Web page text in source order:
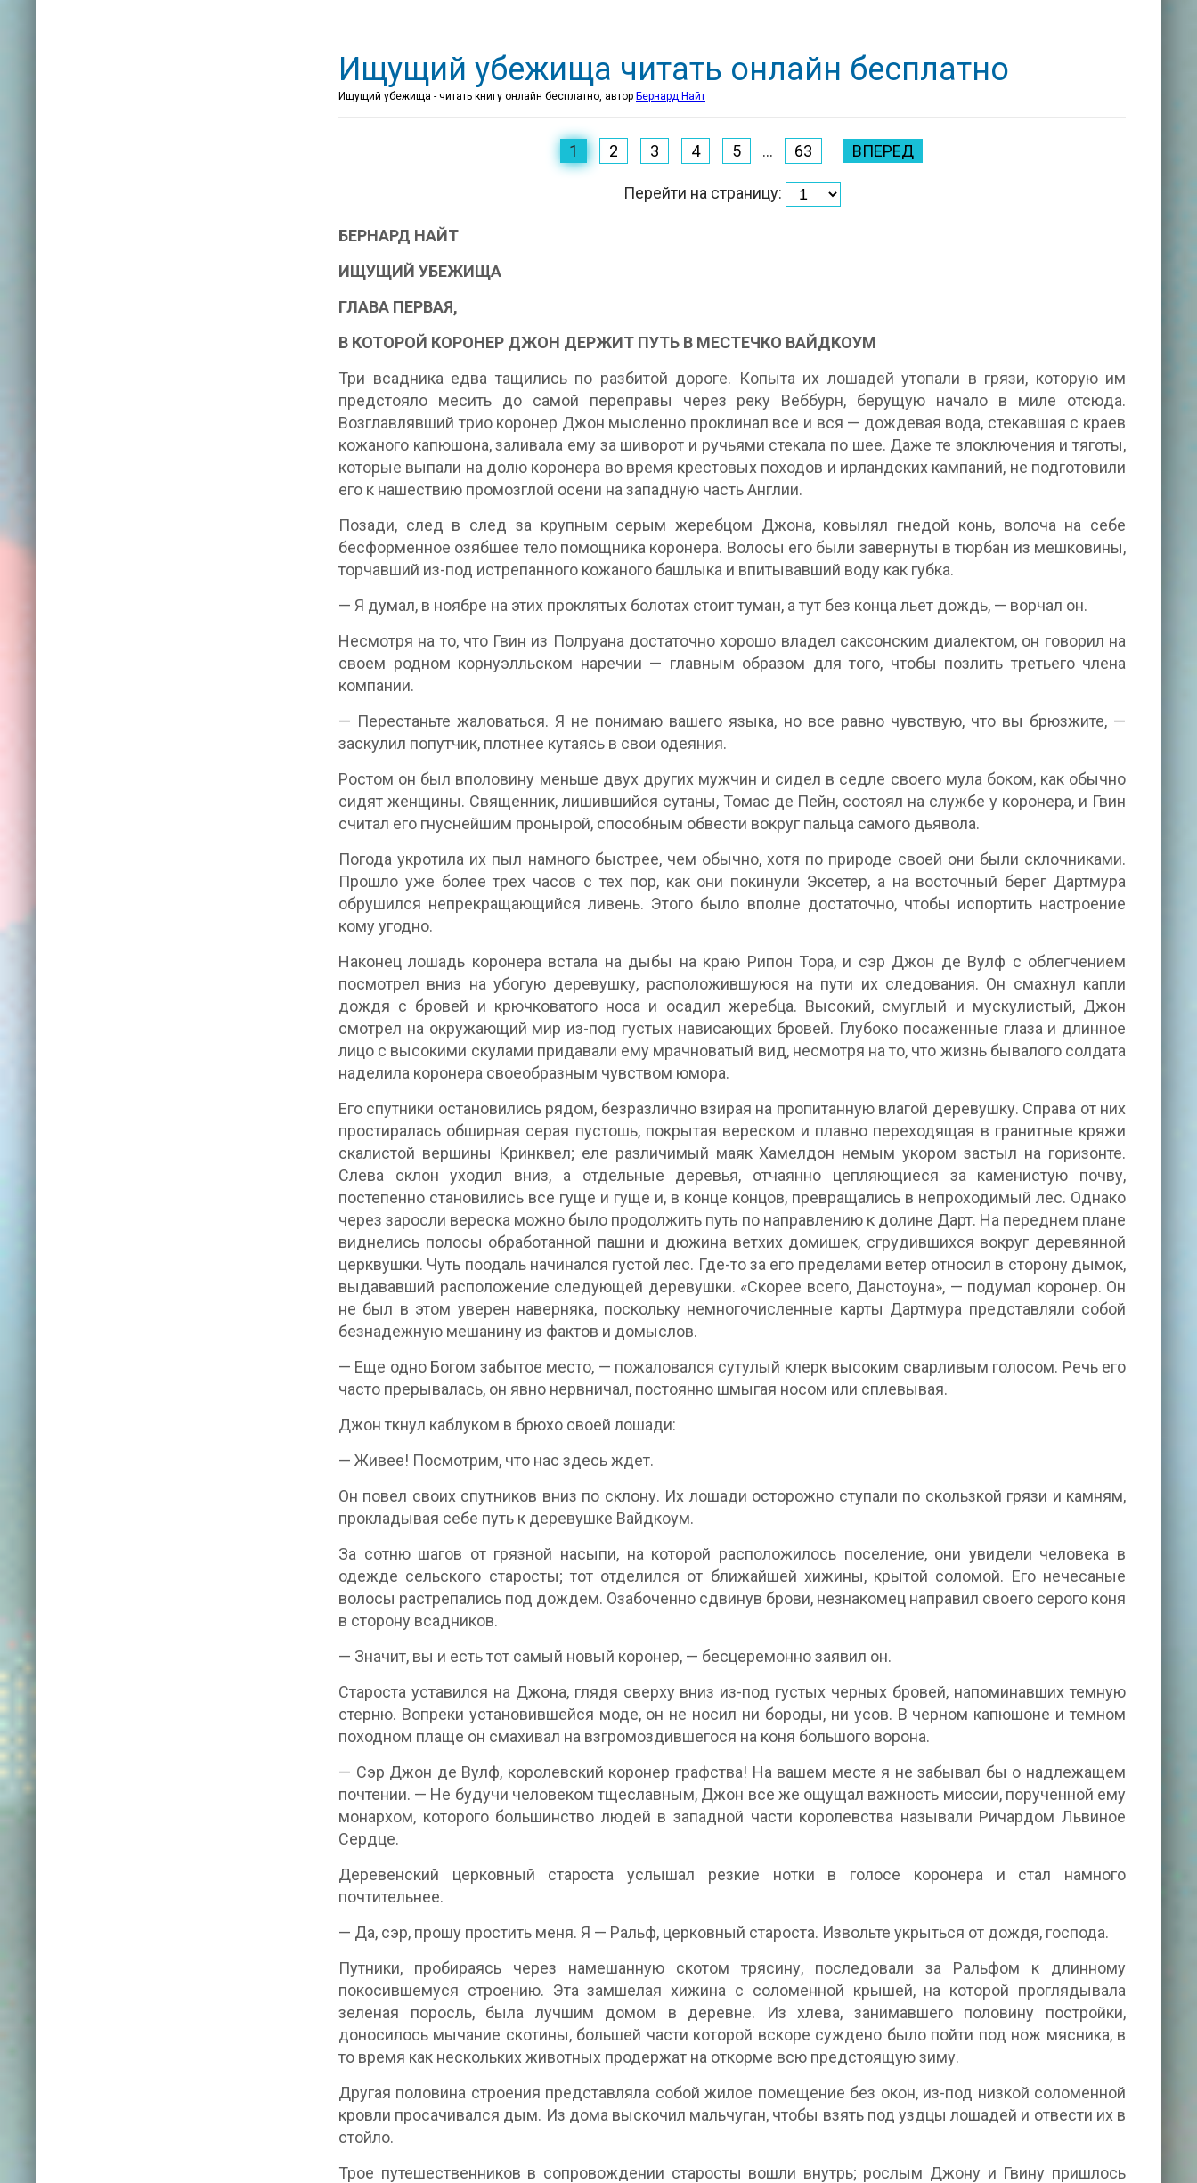
Ищущий убежища читать онлайн бесплатно
Ищущий убежища - читать книгу онлайн бесплатно, автор Бернард Найт
1 2 3 4 5 ... 63 ВПЕРЕД
Перейти на страницу:
БЕРНАРД НАЙТ
ИЩУЩИЙ УБЕЖИЩА
ГЛАВА ПЕРВАЯ,
В КОТОРОЙ КОРОНЕР ДЖОН ДЕРЖИТ ПУТЬ В МЕСТЕЧКО ВАЙДКОУМ
Три всадника едва тащились по разбитой дороге. Копыта их лошадей утопали в грязи, которую им
предстояло месить до самой переправы через реку Веббурн, берущую начало в миле отсюда.
Возглавлявший трио коронер Джон мысленно проклинал все и вся — дождевая вода, стекавшая с краев
кожаного капюшона, заливала ему за шиворот и ручьями стекала по шее. Даже те злоключения и тяготы,
которые выпали на долю коронера во время крестовых походов и ирландских кампаний, не подготовили
его к нашествию промозглой осени на западную часть Англии.
Позади, след в след за крупным серым жеребцом Джона, ковылял гнедой конь, волоча на себе
бесформенное озябшее тело помощника коронера. Волосы его были завернуты в тюрбан из мешковины,
торчавший из-под истрепанного кожаного башлыка и впитывавший воду как губка.
— Я думал, в ноябре на этих проклятых болотах стоит туман, а тут без конца льет дождь, — ворчал он.
Несмотря на то, что Гвин из Полруана достаточно хорошо владел саксонским диалектом, он говорил на
своем родном корнуэлльском наречии — главным образом для того, чтобы позлить третьего члена
компании.
— Перестаньте жаловаться. Я не понимаю вашего языка, но все равно чувствую, что вы брюзжите, —
заскулил попутчик, плотнее кутаясь в свои одеяния.
Ростом он был вполовину меньше двух других мужчин и сидел в седле своего мула боком, как обычно
сидят женщины. Священник, лишившийся сутаны, Томас де Пейн, состоял на службе у коронера, и Гвин
считал его гнуснейшим пронырой, способным обвести вокруг пальца самого дьявола.
Погода укротила их пыл намного быстрее, чем обычно, хотя по природе своей они были склочниками.
Прошло уже более трех часов с тех пор, как они покинули Эксетер, а на восточный берег Дартмура
обрушился непрекращающийся ливень. Этого было вполне достаточно, чтобы испортить настроение
кому угодно.
Наконец лошадь коронера встала на дыбы на краю Рипон Тора, и сэр Джон де Вулф с облегчением
посмотрел вниз на убогую деревушку, расположившуюся на пути их следования. Он смахнул капли
дождя с бровей и крючковатого носа и осадил жеребца. Высокий, смуглый и мускулистый, Джон
смотрел на окружающий мир из-под густых нависающих бровей. Глубоко посаженные глаза и длинное
лицо с высокими скулами придавали ему мрачноватый вид, несмотря на то, что жизнь бывалого солдата
наделила коронера своеобразным чувством юмора.
Его спутники остановились рядом, безразлично взирая на пропитанную влагой деревушку. Справа от них
простиралась обширная серая пустошь, покрытая вереском и плавно переходящая в гранитные кряжи
скалистой вершины Кринквел; еле различимый маяк Хамелдон немым укором застыл на горизонте.
Слева склон уходил вниз, а отдельные деревья, отчаянно цепляющиеся за каменистую почву,
постепенно становились все гуще и гуще и, в конце концов, превращались в непроходимый лес. Однако
через заросли вереска можно было продолжить путь по направлению к долине Дарт. На переднем плане
виднелись полосы обработанной пашни и дюжина ветхих домишек, сгрудившихся вокруг деревянной
церквушки. Чуть поодаль начинался густой лес. Где-то за его пределами ветер относил в сторону дымок,
выдававший расположение следующей деревушки. «Скорее всего, Данстоуна», — подумал коронер. Он
не был в этом уверен наверняка, поскольку немногочисленные карты Дартмура представляли собой
безнадежную мешанину из фактов и домыслов.
— Еще одно Богом забытое место, — пожаловался сутулый клерк высоким сварливым голосом. Речь его
часто прерывалась, он явно нервничал, постоянно шмыгая носом или сплевывая.
Джон ткнул каблуком в брюхо своей лошади:
— Живее! Посмотрим, что нас здесь ждет.
Он повел своих спутников вниз по склону. Их лошади осторожно ступали по скользкой грязи и камням,
прокладывая себе путь к деревушке Вайдкоум.
За сотню шагов от грязной насыпи, на которой расположилось поселение, они увидели человека в
одежде сельского старосты; тот отделился от ближайшей хижины, крытой соломой. Его нечесаные
волосы растрепались под дождем. Озабоченно сдвинув брови, незнакомец направил своего серого коня
в сторону всадников.
— Значит, вы и есть тот самый новый коронер, — бесцеремонно заявил он.
Староста уставился на Джона, глядя сверху вниз из-под густых черных бровей, напоминавших темную
стерню. Вопреки установившейся моде, он не носил ни бороды, ни усов. В черном капюшоне и темном
походном плаще он смахивал на взгромоздившегося на коня большого ворона.
— Сэр Джон де Вулф, королевский коронер графства! На вашем месте я не забывал бы о надлежащем
почтении. — Не будучи человеком тщеславным, Джон все же ощущал важность миссии, порученной ему
монархом, которого большинство людей в западной части королевства называли Ричардом Львиное
Сердце.
Деревенский церковный староста услышал резкие нотки в голосе коронера и стал намного
почтительнее.
— Да, сэр, прошу простить меня. Я — Ральф, церковный староста. Извольте укрыться от дождя, господа.
Путники, пробираясь через намешанную скотом трясину, последовали за Ральфом к длинному
покосившемуся строению. Эта замшелая хижина с соломенной крышей, на которой проглядывала
зеленая поросль, была лучшим домом в деревне. Из хлева, занимавшего половину постройки,
доносилось мычание скотины, большей части которой вскоре суждено было пойти под нож мясника, в
то время как нескольких животных продержат на откорме всю предстоящую зиму.
Другая половина строения представляла собой жилое помещение без окон, из-под низкой соломенной
кровли просачивался дым. Из дома выскочил мальчуган, чтобы взять под уздцы лошадей и отвести их в
стойло.
Трое путешественников в сопровождении старосты вошли внутрь; рослым Джону и Гвину пришлось